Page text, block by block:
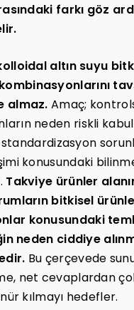
farkı göz
altın suyu
almaz. Amaç;
neden riskli
konusundaki
Takviye ürünler
bitkisel
konusundaki
neden ciddiye
Bu çerçevede
net cevaplardan
kılmayı hedefler.